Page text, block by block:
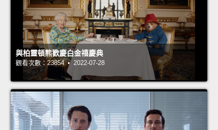
與柏靈頓熊歡慶白金禧慶典
觀看次數：23854 • 2022-07-28